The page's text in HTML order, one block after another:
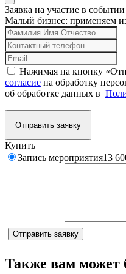
Заявка на участие в событии
Малый бизнес: применяем
Нажимая на кнопку
согласие на обработку
об обработке данных в
Отправить заявку
Купить
Запись мероприятия13
Отправить заявку
Также вам может